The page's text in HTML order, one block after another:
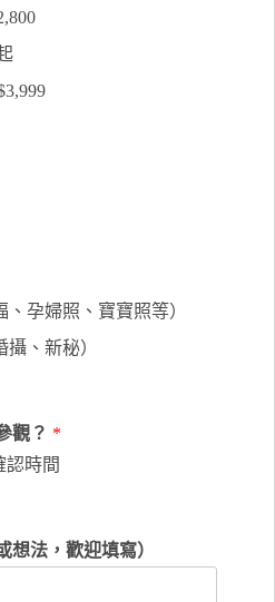
孕婦照、寶寶照等）
、新秘）
觀？ *
認時間
想法，歡迎填寫）